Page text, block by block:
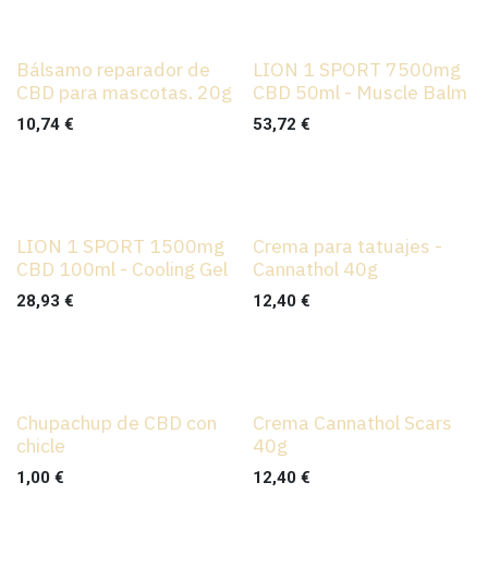
Bálsamo reparador de
CBD para mascotas. 20g
10,74 €
LION 1 SPORT 7500mg
CBD 50ml - Muscle Balm
53,72 €
LION 1 SPORT 1500mg
CBD 100ml - Cooling Gel
28,93 €
Crema para tatuajes -
Cannathol 40g
12,40€
Chupachup de CBD con
chicle
1,00 €
Crema Cannathol Scars
40g
12,40€